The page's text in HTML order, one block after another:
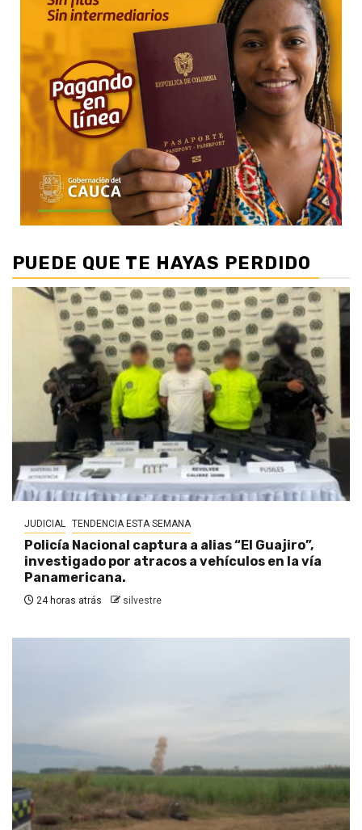
PUEDE QUE TE HAYAS PERDIDO
JUDICIAL TENDENCIA ESTA SEMANA
Policía Nacional captura a alias “El Guajiro”,
investigado por atracos a vehículos en la vía
Panamericana.
24 horas atrás silvestre